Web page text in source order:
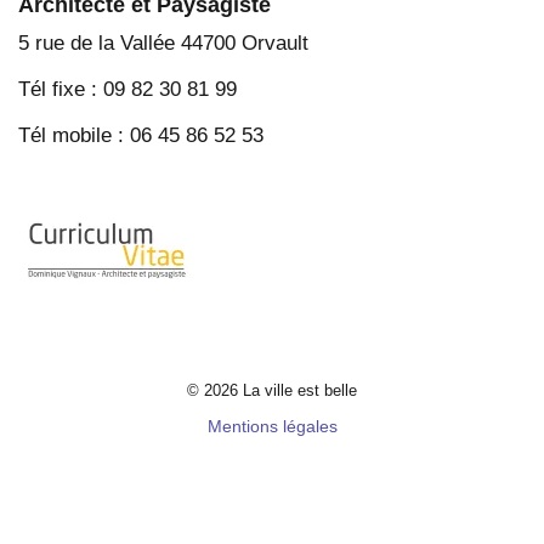
Architecte et Paysagiste
5 rue de la Vallée 44700 Orvault
Tél fixe : 09 82 30 81 99
Tél mobile : 06 45 86 52 53
© 2026 La ville est belle
Mentions légales